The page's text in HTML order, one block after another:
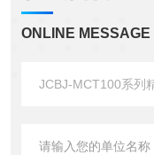
ONLINE MESSAGE